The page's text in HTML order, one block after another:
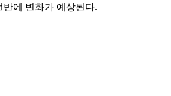
반에 변화가 예상된다.